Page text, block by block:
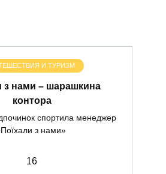
И ТУРИЗМ
з нами – шарашкина
контора
спортила менеджер
з нами»
16